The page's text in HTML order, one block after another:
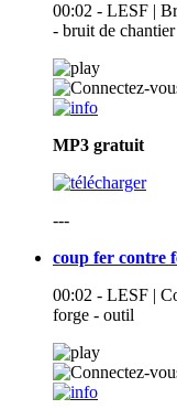
00:02 - LESF |
- bruit de chantier
MP3 gratuit
---
coup fer contre
00:02 - LESF |
forge - outil